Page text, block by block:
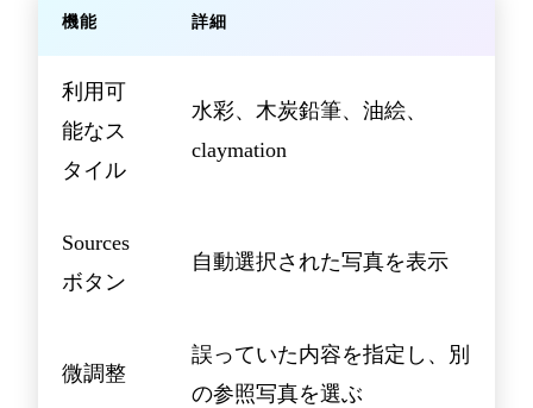
機能 詳細
利用可
能なス
タイル
水彩、木炭鉛筆、油絵、
claymation
Sources
ボタン
自動選択された写真を表示
微調整
誤っていた内容を指定し、別
の参照写真を選ぶ